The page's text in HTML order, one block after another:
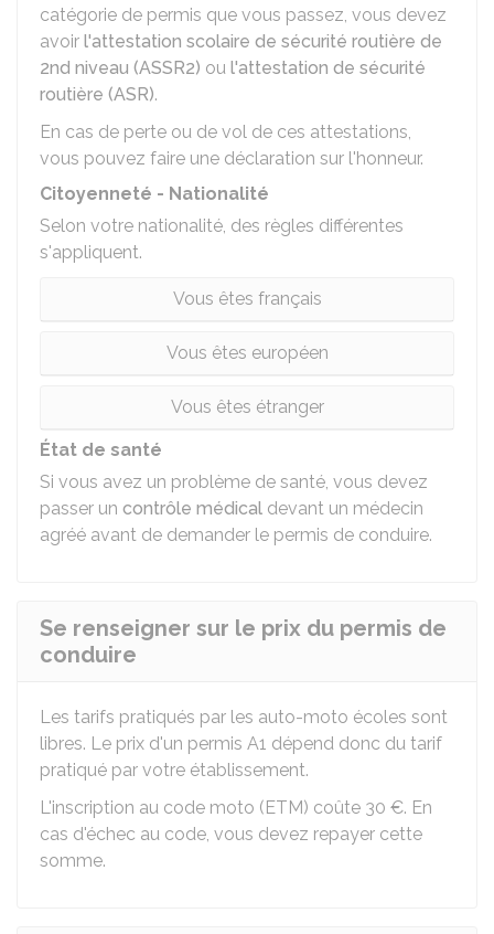
catégorie de permis que vous passez, vous devez
avoir l'attestation scolaire de sécurité routière de
2nd niveau (ASSR2) ou l'attestation de sécurité
routière (ASR).
En cas de perte ou de vol de ces attestations,
vous pouvez faire une déclaration sur l'honneur.
Citoyenneté - Nationalité
Selon votre nationalité, des règles différentes
s'appliquent.
Vous êtes français
Vous êtes européen
Vous êtes étranger
État de santé
Si vous avez un problème de santé, vous devez
passer un contrôle médical devant un médecin
agréé avant de demander le permis de conduire.
Se renseigner sur le prix du permis de
conduire
Les tarifs pratiqués par les auto-moto écoles sont
libres. Le prix d'un permis A1 dépend donc du tarif
pratiqué par votre établissement.
L'inscription au code moto (ETM) coûte 30 €. En
cas d'échec au code, vous devez repayer cette
somme.